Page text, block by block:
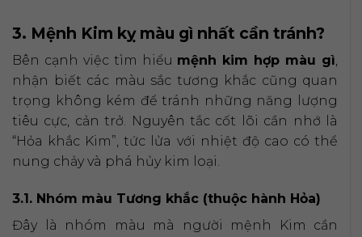
3. Mệnh Kim kỵ màu gì nhất cần tránh?
Bên cạnh việc tìm hiểu mệnh kim hợp màu gì,
nhận biết các màu sắc tương khắc cũng quan
trọng không kém để tránh những năng lượng
tiêu cực, cản trở. Nguyên tắc cốt lõi cần nhớ là
“Hỏa khắc Kim”, tức lửa với nhiệt độ cao có thể
nung chảy và phá hủy kim loại.
3.1. Nhóm màu Tương khắc (thuộc hành Hỏa)
Đây là nhóm màu mà người mệnh Kim cần